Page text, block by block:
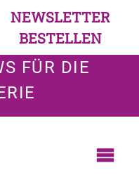
NEWSLETTER
BESTELLEN
FÜR DIE